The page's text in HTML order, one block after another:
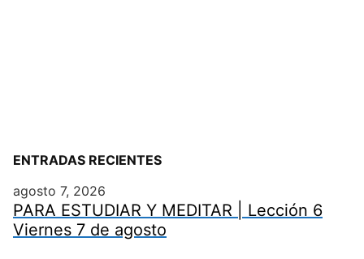
ENTRADAS RECIENTES
agosto 7, 2026
PARA ESTUDIAR Y MEDITAR | Lección 6
Viernes 7 de agosto